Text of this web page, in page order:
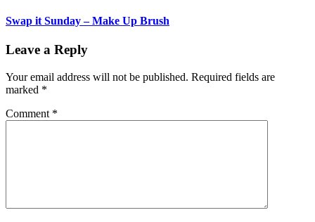
Swap it Sunday – Make Up Brush
Leave a Reply
Your email address will not be published. Required fields are
marked *
Comment *